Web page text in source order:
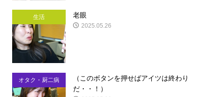
生活 老眼
2025.05.26
オタク・厨二病
（このボタンを押せばアイツは終わり
だ・・！）